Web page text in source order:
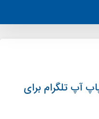
آپ تلگرام برای